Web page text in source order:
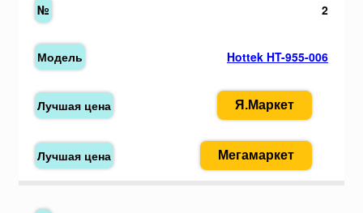
2
Hottek HT-955-006
Я.Маркет
Мегамаркет